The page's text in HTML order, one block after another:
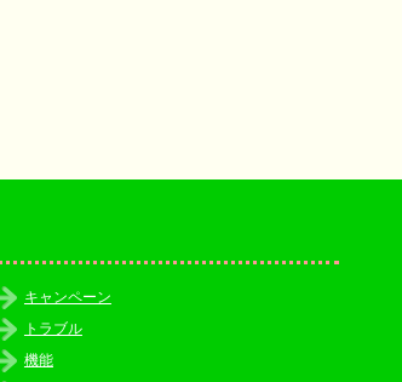
キャンペーン
トラブル
機能